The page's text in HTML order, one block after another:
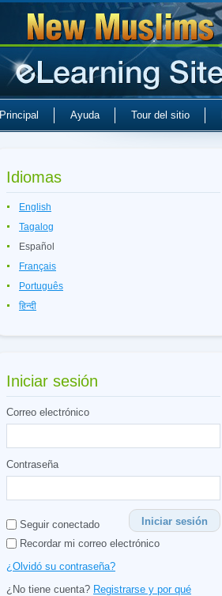
Principal Ayuda Tour del sitio
Idiomas
English
Tagalog
Español
Français
Português
हिन्दी
Iniciar sesión
Correo electrónico
Contraseña
Seguir conectado
Iniciar sesión
Recordar mi correo electrónico
¿Olvidó su contraseña?
¿No tiene cuenta? Registrarse y por qué